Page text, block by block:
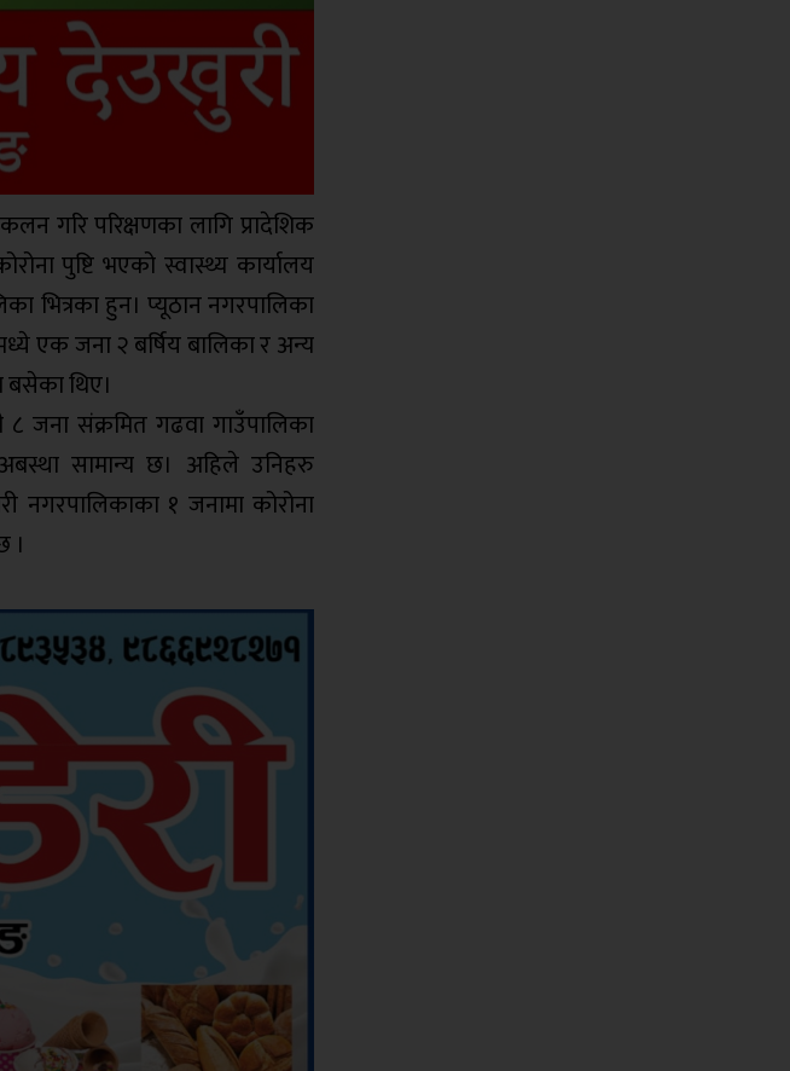
गरि परिक्षणका लागि प्रादेशिक
पुष्टि भएको स्वास्थ्य कार्यालय
भित्रका हुन। प्यूठान नगरपालिका
एक जना २ बर्षिय बालिका र अन्य
बसेका थिए।
जना संक्रमित गढवा गाउँपालिका
सामान्य छ। अहिले उनिहरु
नगरपालिकाका १ जनामा कोरोना
।